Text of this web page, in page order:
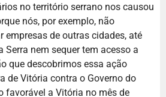
no território serrano nos causou
nós, por exemplo, não
empresas de outras cidades, até
Serra nem sequer tem acesso a
que descobrimos essa ação
de Vitória contra o Governo do
favorável a Vitória no mês de